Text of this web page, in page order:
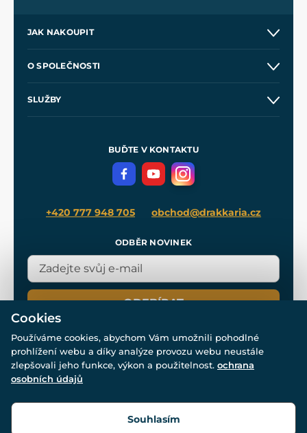
JAK NAKOUPIT
Velkoobchod
O SPOLEČNOSTI
SLUŽBY
Meče pro Kingdom Come
BUĎTE V KONTAKTU
+420 777 948 705 obchod@drakkaria.cz
ODBĚR NOVINEK
ODEBÍRAT
© Všechna práva vyhrazena. www.drakkaria.cz 2007-2026.
Cookies
Používáme cookies, abychom Vám umožnili pohodlné
prohlížení webu a díky analýze provozu webu neustále
zlepšovali jeho funkce, výkon a použitelnost. ochrana
osobních údajů
Souhlasím